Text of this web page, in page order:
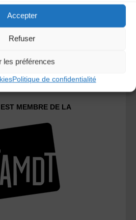
Accepter
Refuser
les préférences
Politique de confidentialité
EST MEMBRE DE LA